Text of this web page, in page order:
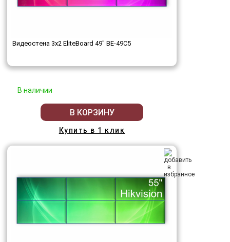
Видеостена 3x2 EliteBoard 49" BE-49C5
В наличии
В КОРЗИНУ
Купить в 1 клик